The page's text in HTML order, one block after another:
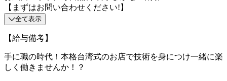
【まずはお問い合わせください!】
全て表示
【給与備考】
手に職の時代！本格台湾式のお店で技術を身につけ一緒に楽
しく働きませんか！？